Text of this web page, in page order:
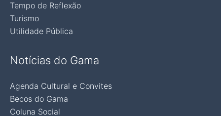
Tempo de Reflexão
Turismo
Utilidade Pública
Notícias do Gama
Agenda Cultural e Convites
Becos do Gama
Coluna Social